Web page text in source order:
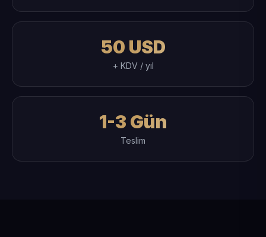
50 USD
+ KDV / yıl
1-3 Gün
Teslim